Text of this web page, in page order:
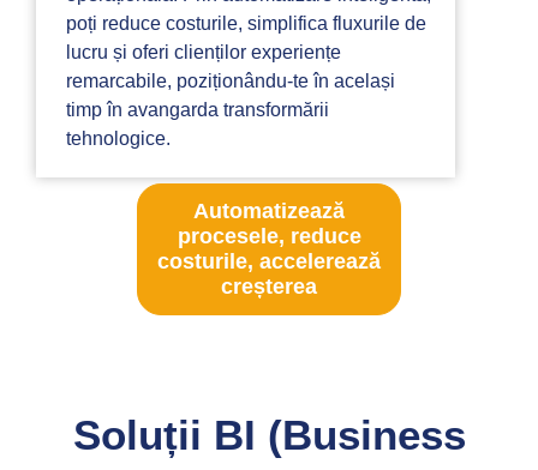
poți reduce costurile, simplifica fluxurile de
lucru și oferi clienților experiențe
remarcabile, poziționându-te în același
timp în avangarda transformării
tehnologice.
Automatizează
procesele, reduce
costurile, accelerează
creșterea
Soluții BI (Business